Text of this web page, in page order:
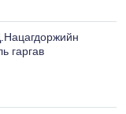
гаргав